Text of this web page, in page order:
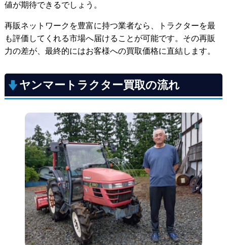
値が期待できるでしょう。
再販ネットワークを豊富に持つ業者なら、トラクターを最
も評価してくれる市場へ届けることが可能です。その再販
力の差が、最終的にはお客様への買取価格に直結します。
ヤンマートラクター買取の流れ